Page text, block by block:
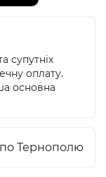
супутніх
оплату.
основна
Тернополю